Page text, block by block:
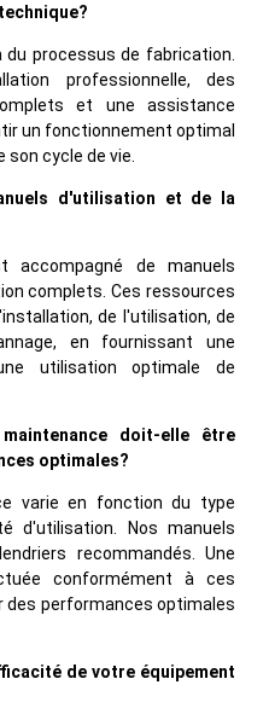
processus de fabrication.
professionnelle, des
et une assistance
un fonctionnement optimal
cycle de vie.
d'utilisation et de la
accompagné de manuels
complets. Ces ressources
de l'utilisation, de
en fournissant une
utilisation optimale de
doit-elle être
optimales?
varie en fonction du type
d'utilisation. Nos manuels
recommandés. Une
conformément à ces
performances optimales
de votre équipement